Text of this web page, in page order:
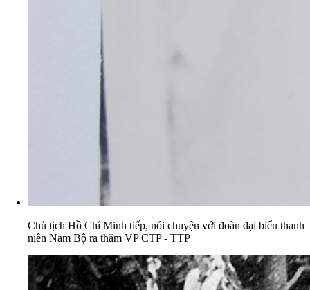
Chủ tịch Hồ Chí Minh tiếp, nói chuyện với đoàn đại biểu thanh
niên Nam Bộ ra thăm VP CTP - TTP